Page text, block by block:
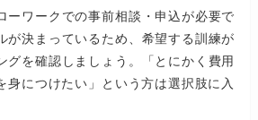
ーワークでの事前相談・申込が必要で
が決まっているため、希望する訓練が
グを確認しましょう。「とにかく費用
身につけたい」という方は選択肢に入